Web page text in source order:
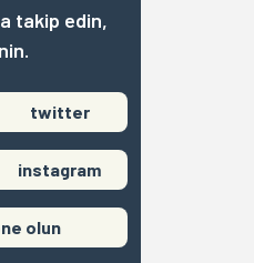
takip edin,
twitter
instagram
olun